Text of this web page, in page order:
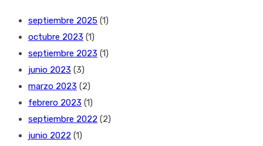
septiembre 2025 (1)
octubre 2023 (1)
septiembre 2023 (1)
junio 2023 (3)
marzo 2023 (2)
febrero 2023 (1)
septiembre 2022 (2)
junio 2022 (1)